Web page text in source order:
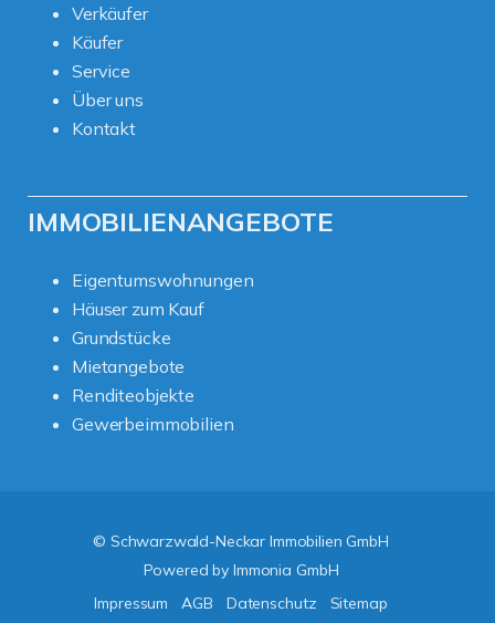
Verkäufer
Käufer
Service
Über uns
Kontakt
IMMOBILIENANGEBOTE
Eigentumswohnungen
Häuser zum Kauf
Grundstücke
Mietangebote
Renditeobjekte
Gewerbeimmobilien
© Schwarzwald-Neckar Immobilien GmbH
Powered by Immonia GmbH
Impressum
AGB Datenschutz Sitemap